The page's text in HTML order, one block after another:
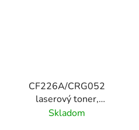
CF226A/CRG052
laserový toner,
TENDER®, čierna 3,1k
Skladom